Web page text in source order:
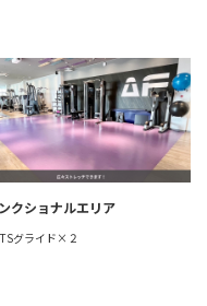
クショナルエリア
グライド×２